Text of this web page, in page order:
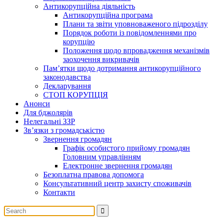
Антикорупційна діяльність
Антикорупційна програма
Плани та звіти уповноваженого підрозділу
Порядок роботи із повідомленнями про
корупцію
Положення щодо впровадження механізмів
заохочення викривачів
Пам’ятки щодо дотримання антикорупційного
законодавства
Декларування
СТОП КОРУПЦІЯ
Анонси
Для бджолярів
Нелегальні ЗЗР
Зв’язки з громадськістю
Звернення громадян
Графік особистого прийому громадян
Головним управлінням
Електронне звернення громадян
Безоплатна правова допомога
Консультативний центр захисту споживачів
Контакти